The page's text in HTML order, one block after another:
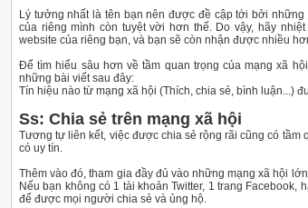
Lý tưởng nhất là tên bạn nên được đề cập tới bởi
của riêng mình còn tuyệt vời hơn thế. Do vậy, hãy
website của riêng bạn, và bạn sẽ còn nhận được nhiều
Để tìm hiểu sâu hơn về tầm quan trọng của mạng xã
những bài viết sau đây:
Tín hiệu nào từ mạng xã hội (Thích, chia sẻ, bình luận...)
Ss: Chia sẻ trên mạng xã hội
Tương tự liên kết, việc được chia sẻ rộng rãi cũng có
có uy tín.
Thêm vào đó, tham gia đầy đủ vào những mạng xã hội
Nếu bạn không có 1 tài khoản Twitter, 1 trang
để được mọi người chia sẻ và ủng hộ.